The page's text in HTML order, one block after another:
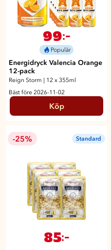
99:-
Populär
Energidryck Valencia Orange
12-pack
Reign Storm
12 x 355ml
Bäst före 2026-11-02
Köp
-25% Standard
85:-